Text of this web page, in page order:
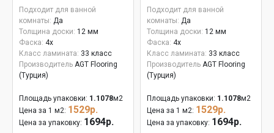
Подходит для ванной
комнаты: Да
Толщина доски: 12 мм
Фаска: 4x
Класс ламината: 33 класс
Производитель AGT Flooring
(Турция)
Площадь упаковки: 1.1078м2
Цена за 1 м2: 1529р.
Цена за упаковку: 1694р.
Подходит для ванной
комнаты: Да
Толщина доски: 12 мм
Фаска: 4x
Класс ламината: 33 класс
Производитель AGT Flooring
(Турция)
Площадь упаковки: 1.1078м2
Цена за 1 м2: 1529р.
Цена за упаковку: 1694р.